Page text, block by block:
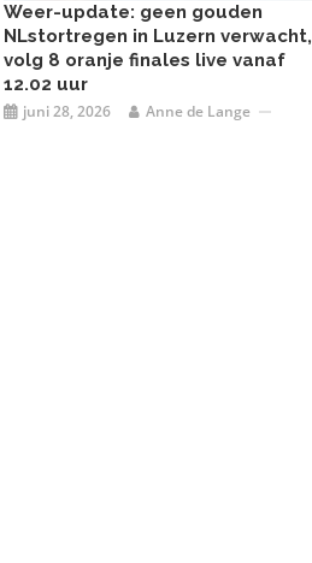
Weer-update: geen gouden
NLstortregen in Luzern verwacht,
volg 8 oranje finales live vanaf
12.02 uur
juni 28, 2026 Anne de Lange